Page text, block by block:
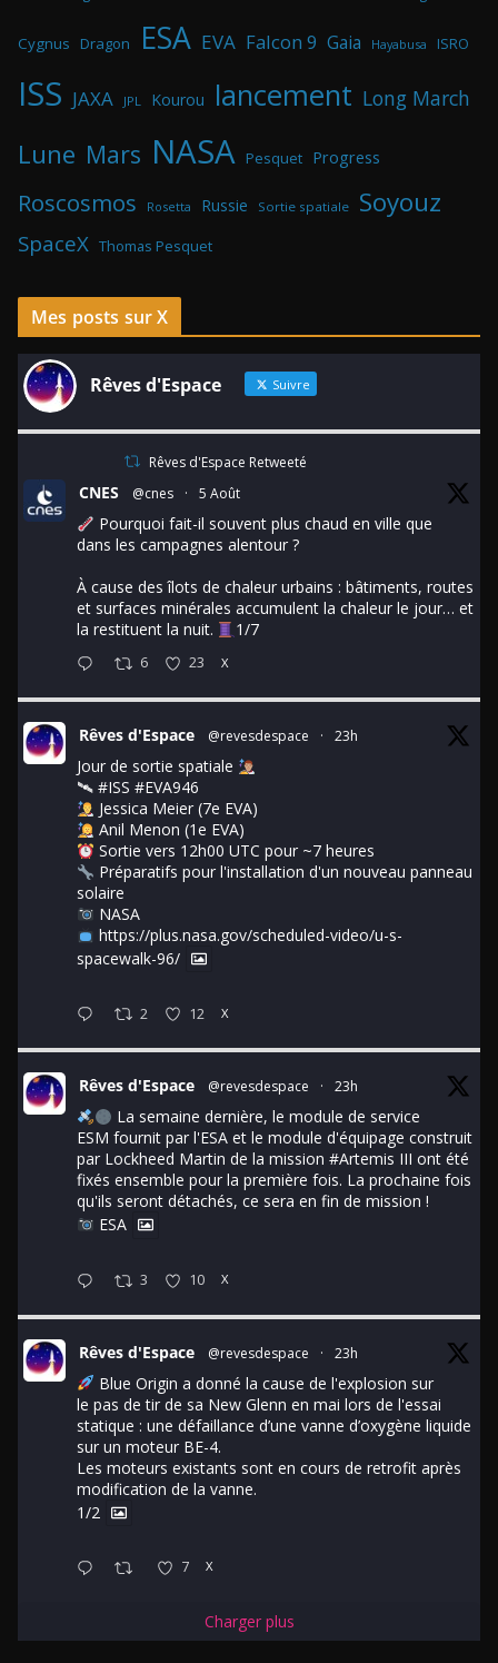
Cygnus Dragon ESA EVA Falcon 9 Gaia Hayabusa ISRO
ISS JAXA JPL Kourou lancement Long March
Lune Mars NASA Pesquet Progress
Roscosmos Rosetta Russie Sortie spatiale Soyouz
SpaceX Thomas Pesquet
Mes posts sur X
Rêves d'Espace Suivre
Rêves d'Espace Retweeté
CNES @cnes · 5 Août
Pourquoi fait-il souvent plus chaud en ville que
dans les campagnes alentour ?
À cause des îlots de chaleur urbains : bâtiments, routes
et surfaces minérales accumulent la chaleur le jour… et
la restituent la nuit.
1/7
6 23 X
Rêves d'Espace @revesdespace · 23h
Jour de sortie spatiale
🛰 #ISS #EVA946
Jessica Meier (7e EVA)
Anil Menon (1e EVA)
Sortie vers 12h00 UTC pour ~7 heures
Préparatifs pour l'installation d'un nouveau panneau
solaire
NASA
https://plus.nasa.gov/scheduled-video/u-s-
spacewalk-96/
2 12 X
Rêves d'Espace @revesdespace · 23h
La semaine dernière, le module de service
ESM fournit par l'ESA et le module d'équipage construit
par Lockheed Martin de la mission #Artemis III ont été
fixés ensemble pour la première fois. La prochaine fois
qu'ils seront détachés, ce sera en fin de mission !
ESA
3 10 X
Rêves d'Espace @revesdespace · 23h
Blue Origin a donné la cause de l'explosion sur
le pas de tir de sa New Glenn en mai lors de l'essai
statique : une défaillance d’une vanne d’oxygène liquide
sur un moteur BE-4.
Les moteurs existants sont en cours de retrofit après
modification de la vanne.
1/2
7 X
Charger plus